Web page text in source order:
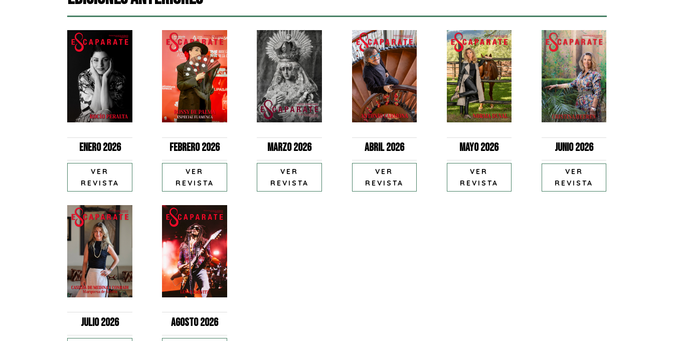
Enero 2026
VER
REVISTA
Febrero 2026
VER
REVISTA
Marzo 2026
VER
REVISTA
Abril 2026
VER
REVISTA
Mayo 2026
VER
REVISTA
Junio 2026
VER
REVISTA
Julio 2026 Agosto 2026